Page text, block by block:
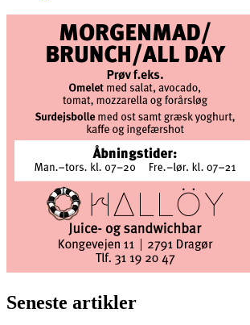
Seneste artikler